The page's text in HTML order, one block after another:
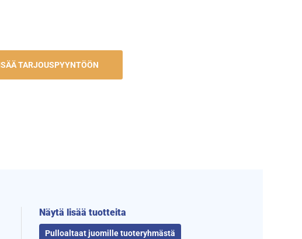
TARJOUSPYYNTÖÖN
Näytä lisää tuotteita
Pulloaltaat juomille tuoteryhmästä